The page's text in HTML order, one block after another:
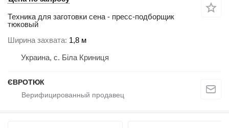
Техника для заготовки сена - пресс-подборщик
тюковый
Ширина захвата 1,8 м
Украина, с. Біла Криниця
ЄВРОТЮК